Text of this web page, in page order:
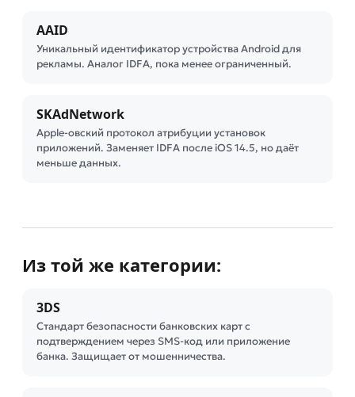
AAID
Уникальный идентификатор устройства Android для
рекламы. Аналог IDFA, пока менее ограниченный.
SKAdNetwork
Apple-овский протокол атрибуции установок
приложений. Заменяет IDFA после iOS 14.5, но даёт
меньше данных.
Из той же категории:
3DS
Стандарт безопасности банковских карт с
подтверждением через SMS-код или приложение
банка. Защищает от мошенничества.